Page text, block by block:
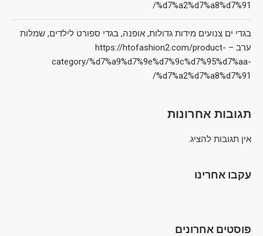
%d7%a2%d7%a8%d7%91/
בגדי ים צנועים מידות גדולות, אופנה, בגדי ספורט לילדים, שמלות
ערב – https://htofashion2.com/product-
category/%d7%a9%d7%9e%d7%9c%d7%95%d7%aa-
%d7%a2%d7%a8%d7%91/
תגובות אחרונות
אין תגובות להציג.
עקבו אחרינו
פוסטים אחרונים